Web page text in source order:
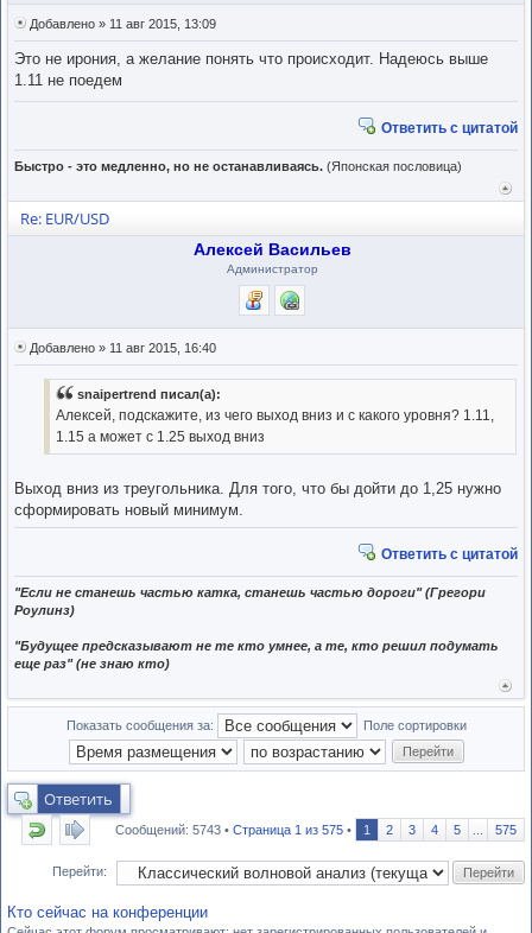
Добавлено » 11 авг 2015, 13:09
Это не ирония, а желание понять что происходит. Надеюсь выше
1.11 не поедем
Ответить с цитатой
Быстро - это медленно, но не останавливаясь. (Японская пословица)
к
Re: EUR/USD
Алексей Васильев
Администратор
Добавлено » 11 авг 2015, 16:40
snaipertrend писал(а):
Алексей, подскажите, из чего выход вниз и с какого уровня? 1.11,
1.15 а может с 1.25 выход вниз
Выход вниз из треугольника. Для того, что бы дойти до 1,25 нужно
сформировать новый минимум.
Ответить с цитатой
"Если не станешь частью катка, станешь частью дороги" (Грегори
Роулинз)
"Будущее предсказывают не те кто умнее, а те, кто решил подумать
еще раз" (не знаю кто)
к
Показать сообщения за: Поле сортировки
Ответить
Сообщений: 5743 • Страница 1 из 575 • 1 2 3 4 5 575
Перейти:
Кто сейчас на конференции